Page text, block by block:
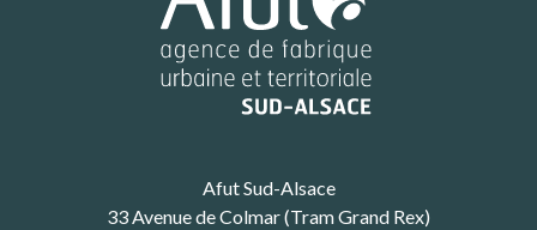
Afut Sud-Alsace
33 Avenue de Colmar (Tram Grand Rex)